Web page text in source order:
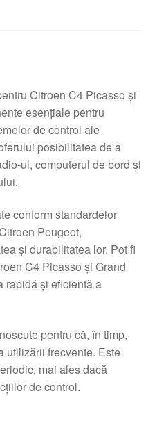
Citroen C4 Picasso și
esențiale pentru
de control ale
posibilitatea de a
ul, computerul de bord și
conform standardelor
Peugeot,
și durabilitatea lor. Pot fi
C4 Picasso și Grand
rapidă și eficientă a
pentru că, în timp,
utilizării frecvente. Este
mai ales dacă
de control.